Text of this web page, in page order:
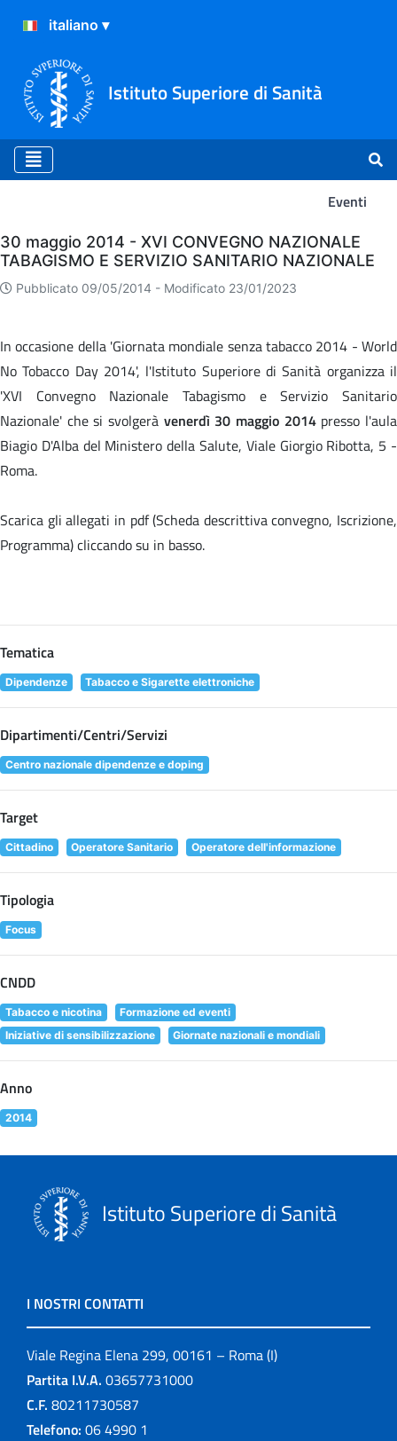
Istituto Superiore di Sanità
Eventi
Eventi
30 maggio 2014 - XVI CONVEGNO NAZIONALE
TABAGISMO E SERVIZIO SANITARIO NAZIONALE
Pubblicato 09/05/2014 - Modificato 23/01/2023
In occasione della 'Giornata mondiale senza tabacco 2014 - World
No Tobacco Day 2014', l'Istituto Superiore di Sanità organizza il
'XVI Convegno Nazionale Tabagismo e Servizio Sanitario
Nazionale' che si svolgerà venerdì 30 maggio 2014presso l'aula
Biagio D'Alba del Ministero della Salute, Viale Giorgio Ribotta, 5 -
Roma.
Scarica gli allegati in pdf (Scheda descrittiva convegno, Iscrizione,
Programma) cliccando su in basso.
Tematica
Dipendenze Tabacco e Sigarette elettroniche
Dipartimenti/Centri/Servizi
Centro nazionale dipendenze e doping
Target
Cittadino Operatore Sanitario Operatore dell'informazione
Tipologia
Focus
CNDD
Tabacco e nicotina
Formazione ed eventi
Iniziative di sensibilizzazione
Giornate nazionali e mondiali
Anno
2014
Istituto Superiore di Sanità
I NOSTRI CONTATTI
Viale Regina Elena 299, 00161 – Roma (I)
Partita I.V.A. 03657731000
C.F. 80211730587
Telefono: 06 4990 1